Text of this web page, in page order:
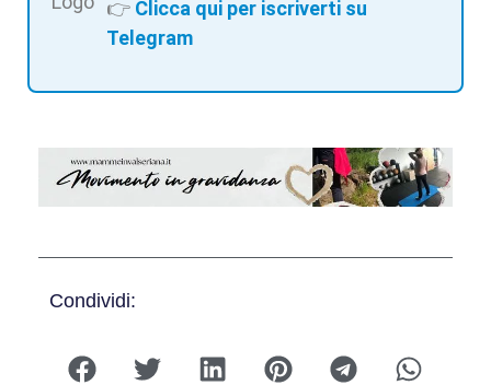
👉 Clicca qui per iscriverti su
Telegram
Condividi: